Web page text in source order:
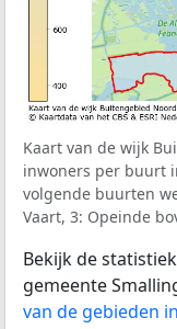
Kaart van de wijk
inwoners per buurt
volgende buurten
Vaart, 3: Opeinde
Bekijk de
gemeente
van de gebieden